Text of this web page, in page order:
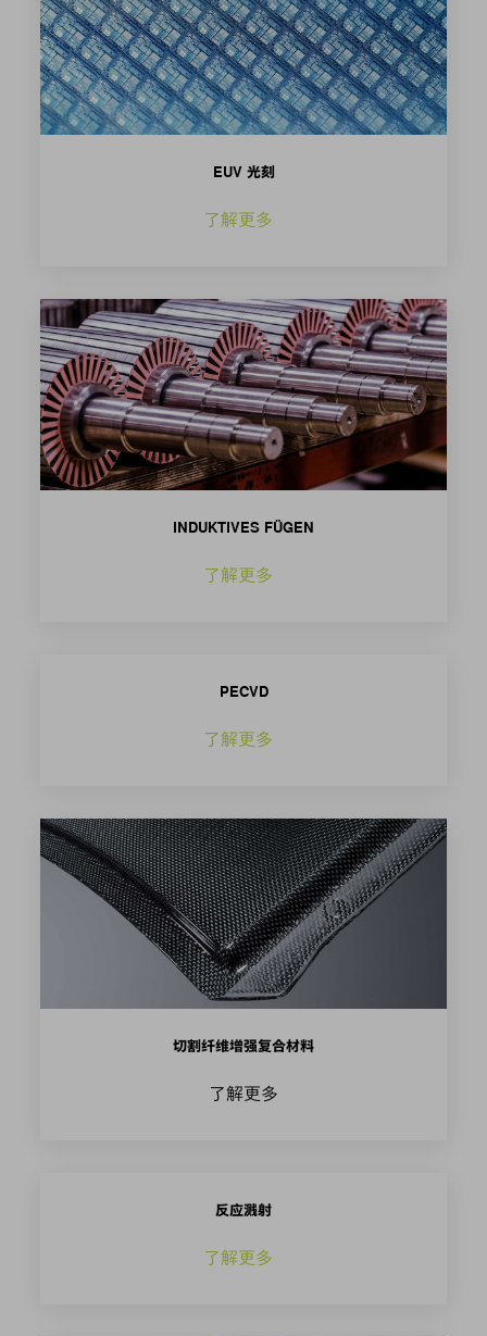
EUV 光刻
了解更多
INDUKTIVES FÜGEN
了解更多
PECVD
了解更多
切割纤维增强复合材料
了解更多
反应溅射
了解更多